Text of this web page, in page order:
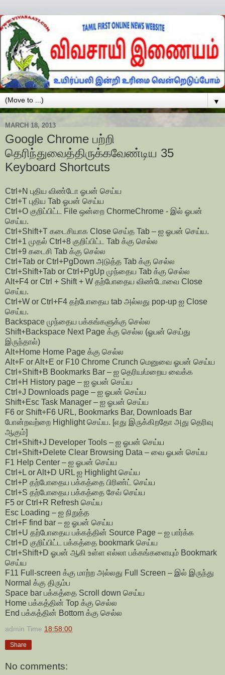
▼
MARCH 18, 2013
Google Chrome பற்றி
தெரிந்துவைத்திருக்கவேண்டிய 35
Keyboard Shortcuts
Ctrl+N புதிய விண்டோ ஓபன் செய்ய
Ctrl+T புதிய Tab ஓபன் செய்ய
Ctrl+O குறிப்பிட்ட File ஒன்றை ChormeChrome - இல் ஓபன்
செய்ய.
Ctrl+Shift+T கடைசியாக Close செய்த Tab – ஐ ஓபன் செய்ய.
Ctrl+1 முதல் Ctrl+8 குறிப்பிட்ட Tab க்கு செல்ல
Ctrl+9 கடைசி Tab க்கு செல்ல
Ctrl+Tab or Ctrl+PgDown அடுத்த Tab க்கு செல்ல
Ctrl+Shift+Tab or Ctrl+PgUp முந்தைய Tab க்கு செல்ல
Alt+F4 or Ctrl + Shift + W தற்போதைய விண்டோவை Close
செய்ய.
Ctrl+W or Ctrl+F4 தற்போதைய tab அல்லது pop-up ஐ Close
செய்ய.
Backspace முந்தைய பக்கங்களுக்கு செல்ல
Shift+Backspace Next Page க்கு செல்ல (ஓபன் செய்து
இருந்தால்)
Alt+Home Home Page க்கு செல்ல
Alt+F or Alt+E or F10 Chrome Crunch மெனுவை ஓபன் செய்ய
Ctrl+Shift+B Bookmarks Bar – ஐ தெரிய/மறைய வைக்க
Ctrl+H History page – ஐ ஓபன் செய்ய
Ctrl+J Downloads page – ஐ ஓபன் செய்ய
Shift+Esc Task Manager – ஐ ஓபன் செய்ய
F6 or Shift+F6 URL, Bookmarks Bar, Downloads Bar
போன்றவற்றை Highlight செய்ய. [எது இருக்கிறதோ அது தெரிவு
ஆகும்]
Ctrl+Shift+J Developer Tools – ஐ ஓபன் செய்ய
Ctrl+Shift+Delete Clear Browsing Data – வை ஓபன் செய்ய
F1 Help Center – ஐ ஓபன் செய்ய
Ctrl+L or Alt+D URL ஐ Highlight செய்ய
Ctrl+P தற்போதைய பக்கத்தை பிரிண்ட் செய்ய
Ctrl+S தற்போதைய பக்கத்தை சேவ் செய்ய
F5 or Ctrl+R Refresh செய்ய
Esc Loading – ஐ நிறுத்த
Ctrl+F find bar – ஐ ஓபன் செய்ய
Ctrl+U தற்போதைய பக்கத்தின் Source Page – ஐ பார்க்க
Ctrl+D குறிப்பிட்ட பக்கத்தை bookmark செய்ய
Ctrl+Shift+D ஓபன் ஆகி உள்ள எல்லா பக்கங்களையும் Bookmark
செய்ய
F11 Full-screen க்கு மாற்ற அல்லது Full Screen – இல் இருந்து
Normal க்கு திரும்ப
Space bar பக்கத்தை Scroll down செய்ய
Home பக்கத்தின் Top க்கு செல்ல
End பக்கத்தின் Bottom க்கு செல்ல
admin Time 18:58:00
Share
No comments: